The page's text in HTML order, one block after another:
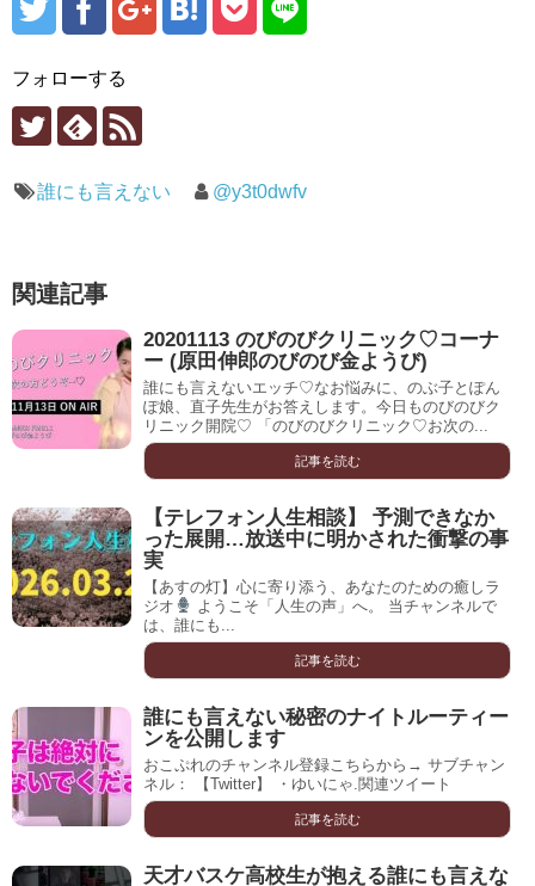
フォローする
誰にも言えない @y3t0dwfv
関連記事
20201113 のびのびクリニック♡コーナ
ー (原田伸郎のびのび金ようび)
誰にも言えないエッチ♡なお悩みに、のぶ子とぽん
ぽ娘、直子先生がお答えします。今日ものびのびク
リニック開院♡ 「のびのびクリニック♡お次の...
記事を読む
【テレフォン人生相談】 予測できなか
った展開…放送中に明かされた衝撃の事
実
【あすの灯】心に寄り添う、あなたのための癒しラ
ジオ
ようこそ「人生の声」へ。 当チャンネルで
は、誰にも...
記事を読む
誰にも言えない秘密のナイトルーティー
ンを公開します
おこぷれのチャンネル登録こちらから→ サブチャン
ネル： 【Twitter】 ・ゆいにゃ.関連ツイート
記事を読む
天才バスケ高校生が抱える誰にも言えな